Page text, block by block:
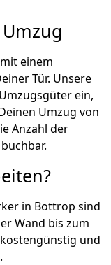
einem
Tür. Unsere
ein,
Umzug von
Anzahl der
in Bottrop sind
Wand bis zum
und